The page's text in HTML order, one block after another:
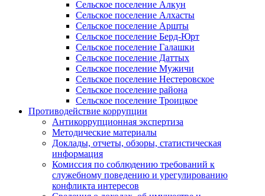
Сельское поселение Алкун
Сельское поселение Алхасты
Сельское поселение Аршты
Сельское поселение Берд-Юрт
Сельское поселение Галашки
Сельское поселение Даттых
Сельское поселение Мужичи
Сельское поселение Нестеровское
Сельское поселение района
Сельское поселение Троицкое
Противодействие коррупции
Антикоррупционная экспертиза
Методические материалы
Доклады, отчеты, обзоры, статистическая
информация
Комиссия по соблюдению требований к
служебному поведению и урегулированию
конфликта интересов